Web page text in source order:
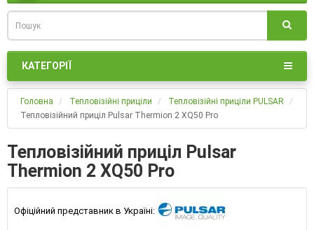
КАТЕГОРІЇ
Головна Тепловізійні приціли
Тепловізійні приціли PULSAR
Тепловізійний приціл Pulsar Thermion 2 XQ50 Pro
Тепловізійний приціл Pulsar
Thermion 2 XQ50 Pro
Офіційний представник в Україні: